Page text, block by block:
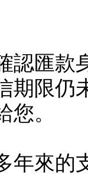
認匯款
期限仍
。
年來的